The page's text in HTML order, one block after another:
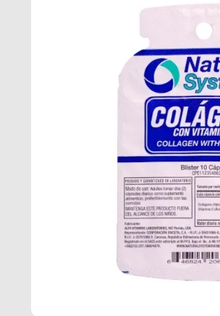
5.
7.
8.
9.
10.